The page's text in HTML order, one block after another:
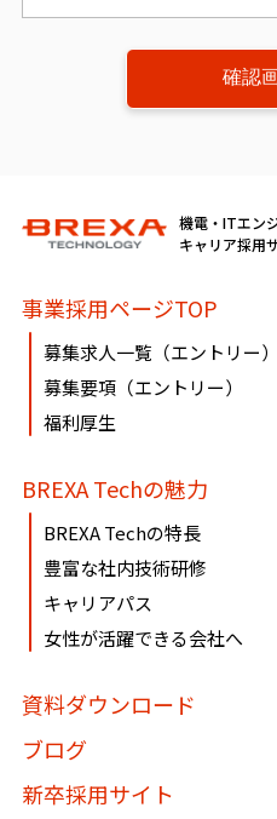
個人情報の提供は原則任
提供いただけない場合は
「訂正、追加又は削除」「
個人情報を提供されたお客
「利用目的の通知」、「開
除」、「利用又は提供の拒
ております。
〶100-0005
東京都千代田区丸の内1-8-
館16・17階
株式会社BREXA
個人情報保護管理者：吉野
TEL:03-3286-4777
機電・ITエン
キャリア採用
事業採用ページTOP
募集求人一覧（エントリー）
募集要項（エントリー）
福利厚生
BREXA Techの魅力
BREXA Techの特長
豊富な社内技術研修
キャリアパス
女性が活躍できる会社へ
資料ダウンロード
ブログ
新卒採用サイト